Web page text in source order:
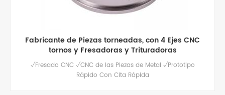
Fabricante de Piezas torneadas, con 4 Ejes CNC
tornos y Fresadoras y Trituradoras
√Fresado CNC √CNC de las Piezas de Metal √Prototipo
Rápido Con Cita Rápida